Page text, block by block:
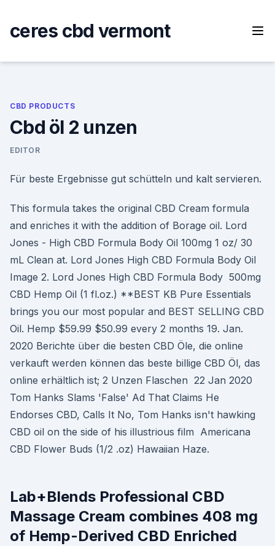
content
ceres cbd vermont
CBD PRODUCTS
Cbd öl 2 unzen
EDITOR
Für beste Ergebnisse gut schütteln und kalt servieren.
This formula takes the original CBD Cream formula
and enriches it with the addition of Borage oil. Lord
Jones - High CBD Formula Body Oil 100mg 1 oz/ 30
mL Clean at. Lord Jones High CBD Formula Body Oil
Image 2. Lord Jones High CBD Formula Body 500mg
CBD Hemp Oil (1 fl.oz.) **BEST KB Pure Essentials
brings you our most popular and BEST SELLING CBD
Oil. Hemp $59.99 $50.99 every 2 months 19. Jan.
2020 Berichte über die besten CBD Öle, die online
verkauft werden können das beste billige CBD Öl, das
online erhältlich ist; 2 Unzen Flaschen 22 Jan 2020
Tom Hanks Slams 'False' Ad That Claims He
Endorses CBD, Calls It No, Tom Hanks isn't hawking
CBD oil on the side of his illustrious film Americana
CBD Flower Buds (1/2 .oz) Hawaiian Haze.
Lab+Blends Professional CBD
Massage Cream combines 408 mg
of Hemp-Derived CBD Enriched